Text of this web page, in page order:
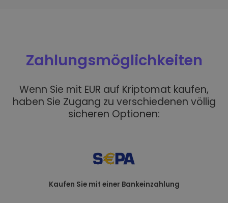
Zahlungsmöglichkeiten
Wenn Sie mit EUR auf Kriptomat kaufen,
haben Sie Zugang zu verschiedenen völlig
sicheren Optionen:
Kaufen Sie mit einer Bankeinzahlung